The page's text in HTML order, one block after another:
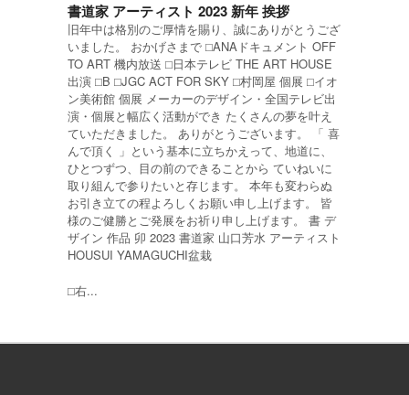
書道家 アーティスト 2023 新年 挨拶
旧年中は格別のご厚情を賜り、誠にありがとうござ
いました。 おかげさまで ⬜︎ANAドキュメント OFF
TO ART 機内放送 ⬜︎日本テレビ THE ART HOUSE
出演 ⬜︎B ⬜︎JGC ACT FOR SKY ⬜︎村岡屋 個展 ⬜︎イオ
ン美術館 個展 メーカーのデザイン・全国テレビ出
演・個展と幅広く活動ができ たくさんの夢を叶え
ていただきました。 ありがとうございます。 「 喜
んで頂く 」という基本に立ちかえって、地道に、
ひとつずつ、目の前のできることから ていねいに
取り組んで参りたいと存じます。 本年も変わらぬ
お引き立ての程よろしくお願い申し上げます。 皆
様のご健勝とご発展をお祈り申し上げます。 書 デ
ザイン 作品 卯 2023 書道家 山口芳水 アーティスト
HOUSUI YAMAGUCHI盆栽
⬜︎右...